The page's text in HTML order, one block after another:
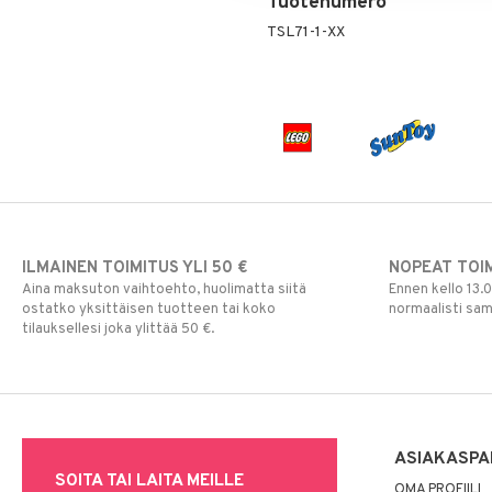
TSL71-1-XX
ILMAINEN TOIMITUS YLI 50 €
Aina maksuton vaihtoehto, huolimatta siitä
ostatko yksittäisen tuotteen tai koko
tilauksellesi joka ylittää 50 €.
NOPEAT
Ennen kello
normaalisti
SOITA TAI LAITA MEILLE